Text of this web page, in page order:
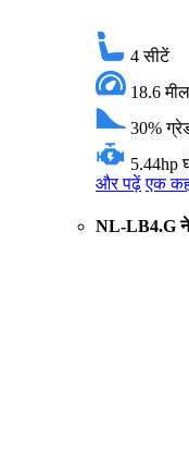
4 सीटें
18.6
30%
5.44hp
और पढ़ें एक
NL-LB4.G ने